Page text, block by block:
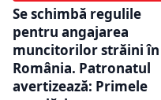
Se schimbă regulile
pentru angajarea
muncitorilor străini în
România. Patronatul
avertizează: Primele